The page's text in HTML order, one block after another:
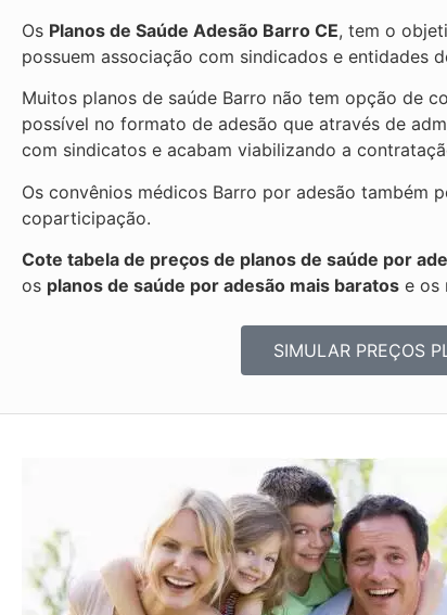
Os Planos de Saúde Adesão Barro CE, tem o
possuem associação com sindicados e entidades
Muitos planos de saúde Barro não tem opção de
possível no formato de adesão que através de
com sindicatos e acabam viabilizando a
Os convênios médicos Barro por adesão também
coparticipação.
Cote tabela de preços de planos de saúde por
os planos de saúde por adesão mais baratos e os
SIMULAR PREÇOS